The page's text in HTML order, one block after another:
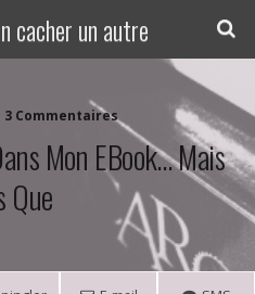
cacher un autre
3 Commentaires
Mon EBook… Mais
Que